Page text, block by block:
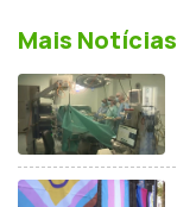
Mais Notícias